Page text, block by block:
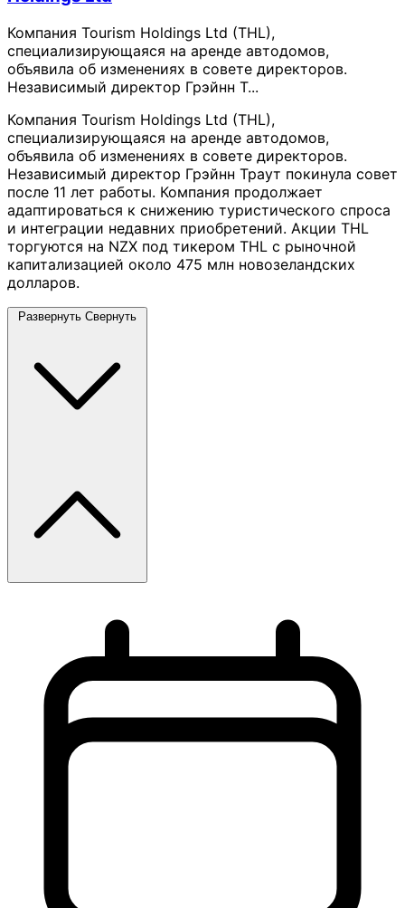
Компания Tourism Holdings Ltd (THL),
специализирующаяся на аренде автодомов,
объявила об изменениях в совете директоров.
Независимый директор Грэйнн Т...
Компания Tourism Holdings Ltd (THL),
специализирующаяся на аренде автодомов,
объявила об изменениях в совете директоров.
Независимый директор Грэйнн Траут покинула совет
после 11 лет работы. Компания продолжает
адаптироваться к снижению туристического спроса
и интеграции недавних приобретений. Акции THL
торгуются на NZX под тикером THL с рыночной
капитализацией около 475 млн новозеландских
долларов.
Развернуть Свернуть